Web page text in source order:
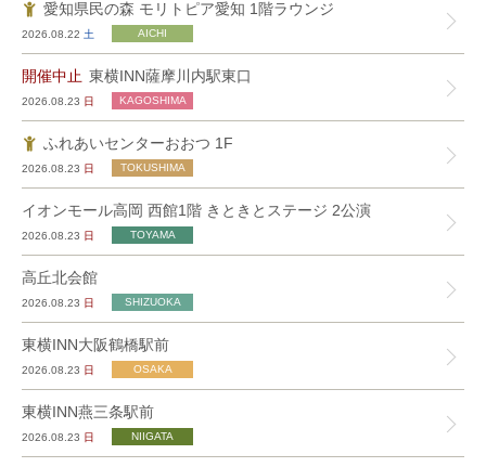
愛知県民の森 モリトピア愛知 1階ラウンジ
2026.08.22 土
開催中止 東横INN薩摩川内駅東口
2026.08.23 日
ふれあいセンターおおつ 1F
2026.08.23 日
イオンモール高岡 西館1階 きときとステージ 2公演
2026.08.23 日
高丘北会館
2026.08.23 日
東横INN大阪鶴橋駅前
2026.08.23 日
東横INN燕三条駅前
2026.08.23 日